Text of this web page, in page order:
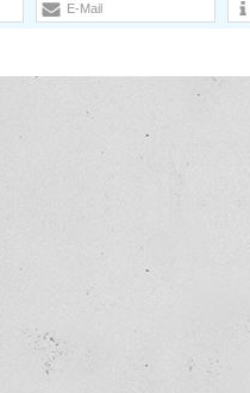
E-Mail